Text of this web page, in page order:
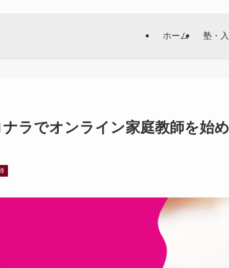
ホーム 塾・
ナラでオンライン家庭教師を始